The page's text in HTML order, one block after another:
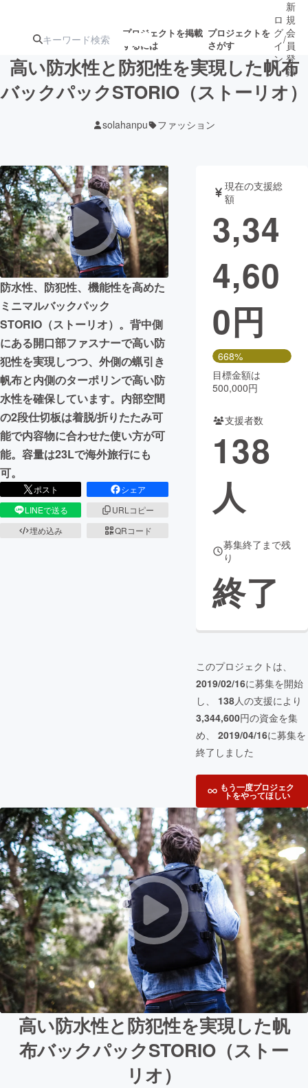
プロジェクトを掲載
するには
プロジェクトを
さがす
ジェクト
ロジェクト
アート・写真 音楽
テクノロジー・ガジェット ゲーム・サ
映像・映画
ビジネス・起業
まちづくり・地域活性化
CAMPFIRE for Social Good
CAMPFIRE Creation
CAMPFIREふるさと納税machi-ya コミュニティ
ロ
グ
イ
ン
/
新
規
会
員
登
録
高い防水性と防犯性を実現した帆布
バックパックSTORIO（ストーリオ）
solahanpu ファッション
防水性、防犯性、機能性を高めた
ミニマルバックパック
STORIO（ストーリオ）。背中側
にある開口部ファスナーで高い防
犯性を実現しつつ、外側の蝋引き
帆布と内側のターポリンで高い防
水性を確保しています。内部空間
の2段仕切板は着脱/折りたたみ可
能で内容物に合わせた使い方が可
能。容量は23Lで海外旅行にも
可。
ポスト
シェア
LINEで送る
URLコピー
埋め込み
QRコード
現在の支援総
額
3,34
4,60
0円
668%
目標金額は
500,000円
支援者数
138
人
募集終了まで残
り
終了
このプロジェクトは、
2019/02/16に募集を開始
し、 138人の支援により
3,344,600円の資金を集
め、 2019/04/16に募集を
終了しました
もう一度プロジェク
トをやってほしい
高い防水性と防犯性を実現した帆
布バックパックSTORIO（ストー
リオ）